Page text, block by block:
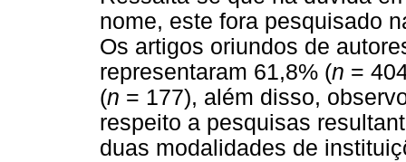
nome, este fora pesquisado
Os artigos oriundos de
representaram 61,8% (n =
(n = 177), além disso,
respeito a pesquisas
duas modalidades de